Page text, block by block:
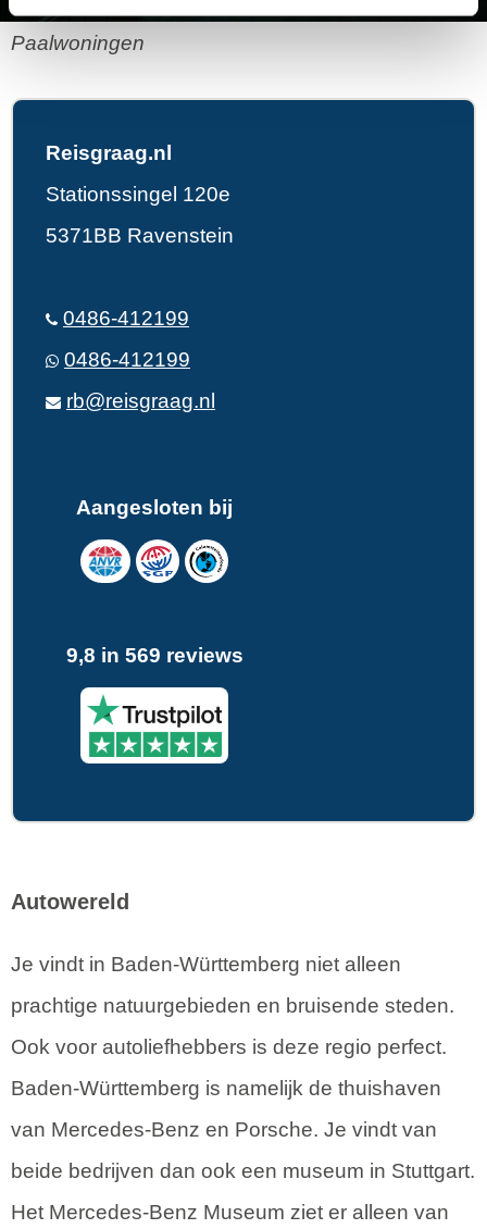
Paalwoningen
Reisgraag.nl
Stationssingel 120e
5371BB Ravenstein
0486-412199
0486-412199
rb@reisgraag.nl
Aangesloten bij
9,8 in 569 reviews
Autowereld
Je vindt in Baden-Württemberg niet alleen
prachtige natuurgebieden en bruisende steden.
Ook voor autoliefhebbers is deze regio perfect.
Baden-Württemberg is namelijk de thuishaven
van Mercedes-Benz en Porsche. Je vindt van
beide bedrijven dan ook een museum in Stuttgart.
Het Mercedes-Benz Museum ziet er alleen van